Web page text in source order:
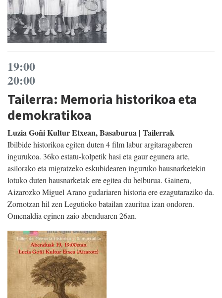
19:00
20:00
Tailerra: Memoria historikoa eta
demokratikoa
Luzia Goñi Kultur Etxean, Basaburua | Tailerrak
Ibilbide historikoa egiten duten 4 film labur argitaragaberen
ingurukoa. 36ko estatu-kolpetik hasi eta gaur egunera arte,
asilorako eta migratzeko eskubidearen inguruko hausnarketekin
lotuko duten hausnarketak ere egitea du helburua. Gainera,
Aizarozko Miguel Arano gudariaren historia ere ezagutaraziko da.
Zornotzan hil zen Legutioko batailan zauritua izan ondoren.
Omenaldia eginen zaio abenduaren 26an.